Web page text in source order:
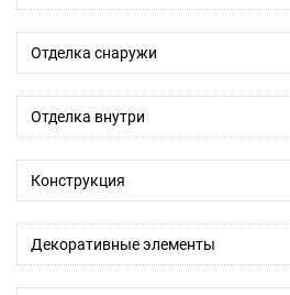
Отделка снаружи
Отделка внутри
Конструкция
Декоративные элементы